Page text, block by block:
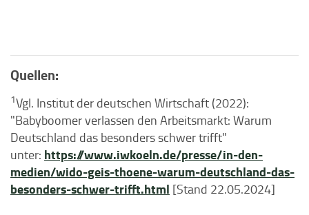
Quellen:
1Vgl. Institut der deutschen Wirtschaft (2022):
"Babyboomer verlassen den Arbeitsmarkt: Warum
Deutschland das besonders schwer trifft"
unter: https://www.iwkoeln.de/presse/in-den-
medien/wido-geis-thoene-warum-deutschland-das-
besonders-schwer-trifft.html [Stand 22.05.2024]